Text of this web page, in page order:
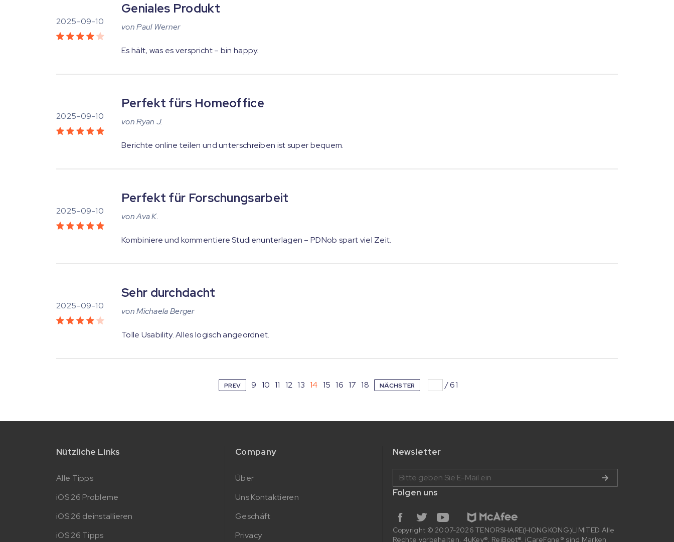
2025-09-10
Geniales Produkt
vonPaul Werner
Es hält, was es verspricht – bin happy.
2025-09-10
Perfekt fürs Homeoffice
vonRyan J.
Berichte online teilen und unterschreiben ist super bequem.
2025-09-10
Perfekt für Forschungsarbeit
vonAva K.
Kombiniere und kommentiere Studienunterlagen – PDNob spart viel Zeit.
2025-09-10
Sehr durchdacht
vonMichaela Berger
Tolle Usability. Alles logisch angeordnet.
PREV 9 10 11 12 13 14 15 16 17 18 NÄCHSTER /61
Nützliche Links
Alle Tipps
iOS 26 Probleme
iOS 26 deinstallieren
iOS 26 Tipps
Company
Über
Uns Kontaktieren
Geschäft
Privacy
Newsletter
Folgen uns
Copyright © 2007-2026 TENORSHARE(HONGKONG)LIMITED Alle
Rechte vorbehalten. 4uKey®, ReiBoot®, iCareFone® sind Marken